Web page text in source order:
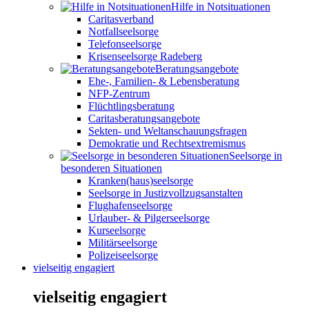
Hilfe in Notsituationen
Caritasverband
Notfallseelsorge
Telefonseelsorge
Krisenseelsorge Radeberg
Beratungsangebote
Ehe-, Familien- & Lebensberatung
NFP-Zentrum
Flüchtlingsberatung
Caritasberatungsangebote
Sekten- und Weltanschauungsfragen
Demokratie und Rechtsextremismus
Seelsorge in
besonderen Situationen
Kranken(haus)seelsorge
Seelsorge in Justizvollzugsanstalten
Flughafenseelsorge
Urlauber- & Pilgerseelsorge
Kurseelsorge
Militärseelsorge
Polizeiseelsorge
vielseitig engagiert
vielseitig engagiert